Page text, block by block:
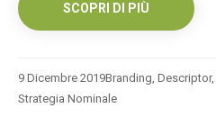
SCOPRI DI PIÙ
9 Dicembre 2019Branding, Descriptor,
Strategia Nominale